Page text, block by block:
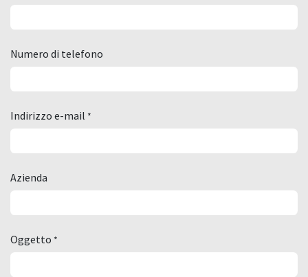
Numero di telefono
Indirizzo e-mail *
Azienda
Oggetto *